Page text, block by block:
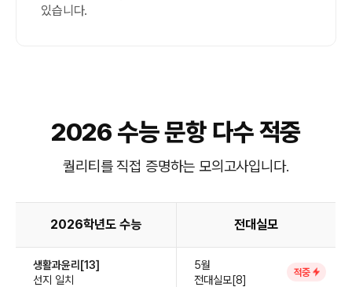
있습니다.
2026 수능 문항 다수 적중
퀄리티를 직접 증명하는 모의고사입니다.
2026학년도 수능 전대실모
생활과윤리[13]
선지 일치
5월
전대실모[8]
적중